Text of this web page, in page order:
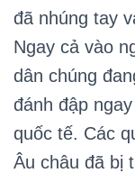
đã nhúng tay
Ngay cả vào
dân chúng
đánh đập
quốc tế. Các
Âu châu đã bị